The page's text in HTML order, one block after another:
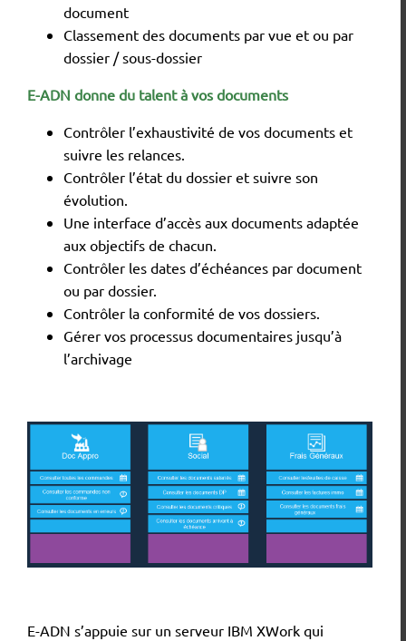
document
Classement des documents par vue et ou par
dossier / sous-dossier
E-ADN donne du talent à vos documents
Contrôler l’exhaustivité de vos documents et
suivre les relances.
Contrôler l’état du dossier et suivre son
évolution.
Une interface d’accès aux documents adaptée
aux objectifs de chacun.
Contrôler les dates d’échéances par document
ou par dossier.
Contrôler la conformité de vos dossiers.
Gérer vos processus documentaires jusqu’à
l’archivage
E-ADN s’appuie sur un serveur IBM XWork qui